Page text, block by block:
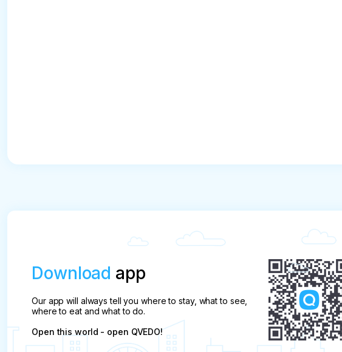
Download app
Our app will always tell you where to stay, what to see,
where to eat and what to do.
Open this world - open QVEDO!